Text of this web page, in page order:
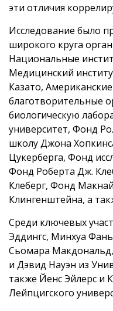
эти отличия
Исследование было
широкого круга
Национальные
Медицинский
Казато,
благотворительные
биологическую
университет, Фонд
школу Джона
Цукерберга, Фонд
Фонд Роберта Дж.
Клеберг, Фонд
Клингенштейна, а
Среди ключевых
Эддингс, Минхуа
Сьомара
и Дэвид Науэн из
также Йенс Эйлерс и
Лейпцигского